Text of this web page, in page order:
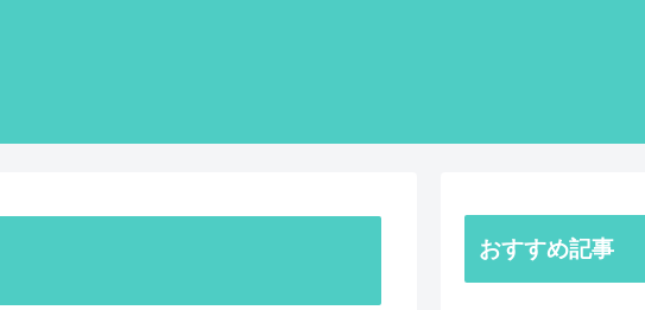
おすすめ記事